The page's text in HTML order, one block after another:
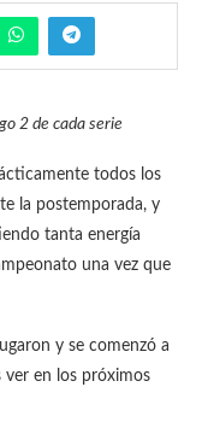
2 de cada serie
todos los
la postemporada, y
tanta energía
una vez que
y se comenzó a
en los próximos